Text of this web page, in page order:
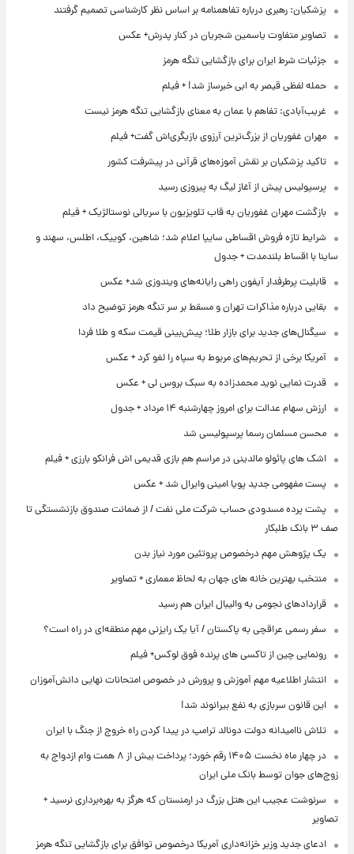
پزشکیان: رهبری درباره تفاهمنامه بر اساس نظر کارشناسی تصمیم گرفتند
تصاویر متفاوت یاسمین شجریان در کنار پدرش+ عکس
جزئیات شرط ایران برای بازگشایی تنگه هرمز
حمله لفظی قیصر به ابی خبرساز شد! + فیلم
غریب‌آبادی: تفاهم با عمان به معنای بازگشایی تنگه هرمز نیست
مهران غفوریان از بزرگ‌ترین آرزوی بازیگری‌اش گفت+ فیلم
تاکید پزشکیان بر نقش آموزه‌های قرآنی در پیشرفت کشور
پرسپولیس پیش از آغاز لیگ به پیروزی رسید
بازگشت مهران غفوریان به قاب تلویزیون با سریالی نوستالژیک + فیلم
شرایط تازه فروش اقساطی سایپا اعلام شد؛ شاهین، کوییک، اطلس، سهند و
ساینا با اقساط بلندمدت + جدول
قابلیت پرطرفدار آیفون راهی رایانه‌های ویندوزی شد+ عکس
بقایی درباره مذاکرات تهران و مسقط بر سر تنگه هرمز توضیح داد
سیگنال‌های جدید برای بازار طلا؛ پیش‌بینی قیمت سکه و طلا فردا
آمریکا برخی از تحریم‌های مربوط به سپاه را لغو کرد + عکس
قدرت نمایی نوید محمدزاده به سبک بروس لی + عکس
ارزش سهام عدالت برای امروز چهارشنبه ۱۴ مرداد + جدول
محسن مسلمان رسما پرسپولیسی شد
اشک های پائولو مالدینی در مراسم هم بازی قدیمی اش فرانکو بارزی + فیلم
پست مفهومی جدید پویا امینی وایرال شد + عکس
پشت پرده‌ مسدودی حساب شرکت ملی نفت / از ضمانت صندوق بازنشستگی تا
صف ۳ بانک طلبکار
یک پژوهش مهم درخصوص پروتئین مورد نیاز بدن
منتخب بهترین خانه های جهان به لحاظ معماری + تصاویر
قراردادهای نجومی به والیبال ایران هم رسید
سفر رسمی عراقچی به پاکستان / آیا یک رایزنی مهم منطقه‌ای در راه است؟
رونمایی چین از تاکسی های پرنده فوق لوکس+ فیلم
انتشار اطلاعیه مهم آموزش و پرورش در خصوص امتحانات نهایی دانش‌آموزان
این قانون سربازی به نفع بیرانوند شد!
تلاش ناامیدانه‌ دولت دونالد ترامپ در پیدا کردن راه خروج از جنگ با ایران
در چهار ماه نخست ۱۴۰۵ رقم خورد؛ پرداخت بیش از ۸ همت وام ازدواج به
زوج‌های جوان توسط بانک ملی ایران
سرنوشت عجیب این هتل بزرگ در ارمنستان که هرگز به بهره‌برداری نرسید +
تصاویر
ادعای جدید وزیر خزانه‌داری آمریکا درخصوص توافق برای بازگشایی تنگه هرمز